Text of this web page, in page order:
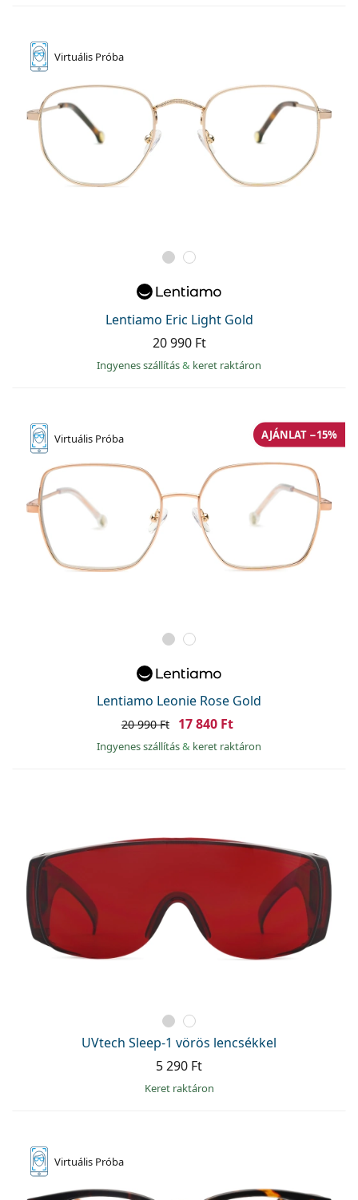
Virtuális Próba
Lentiamo Eric Light Gold
20 990 Ft
Ingyenes szállítás& keret raktáron
Virtuális Próba
Lentiamo Leonie Rose Gold
AJÁNLAT −15%
20 990 Ft 17 840 Ft
Ingyenes szállítás& keret raktáron
UVtech Sleep-1 vörös lencsékkel
5 290 Ft
keret raktáron
Virtuális Próba